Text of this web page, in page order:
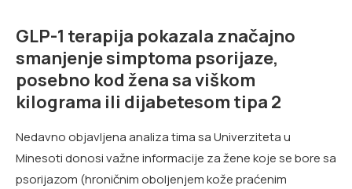
GLP-1 terapija pokazala značajno
smanjenje simptoma psorijaze,
posebno kod žena sa viškom
kilograma ili dijabetesom tipa 2
Nedavno objavljena analiza tima sa Univerziteta u
Minesoti donosi važne informacije za žene koje se bore sa
psorijazom (hroničnim oboljenjem kože praćenim